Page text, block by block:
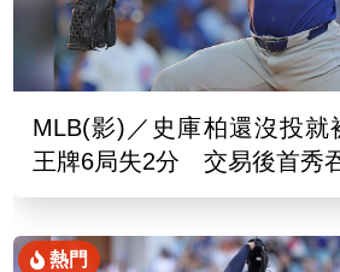
MLB(影)／史庫柏還沒投就
王牌6局失2分 交易後首秀
熱門